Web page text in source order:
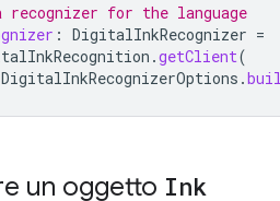
for the language
: DigitalInkRecognizer =
.getClient(
DigitalInkRecognizerOptions .
un oggetto Ink